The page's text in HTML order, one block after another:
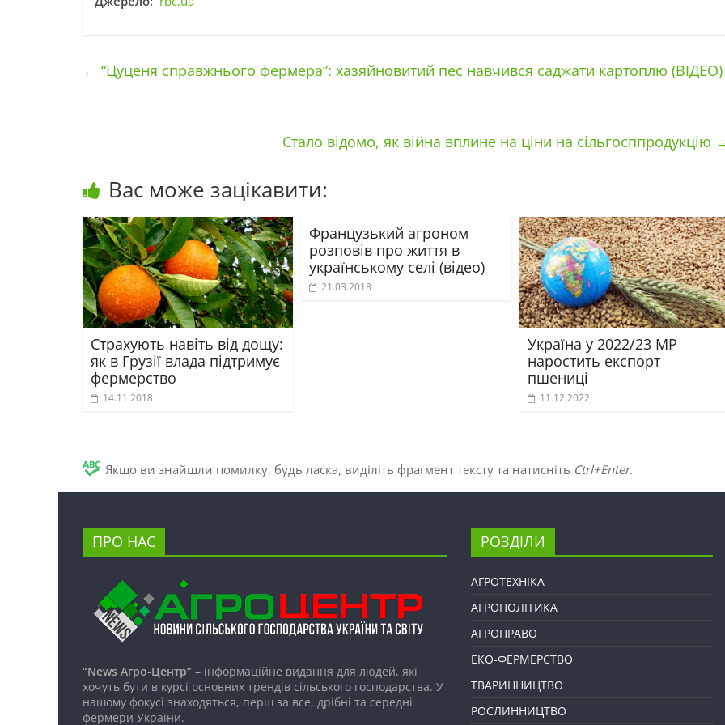
← “Цуценя справжнього фермера”: хазяйновитий пес навчився саджати картоплю (ВІДЕО)
Стало відомо, як війна вплине на ціни на сільгосппродукцію
Вас може зацікавити:
Страхують навіть від дощу:
як в Грузії влада підтримує
фермерство
14.11.2018
Французький агроном
розповів про життя в
українському селі (відео)
21.03.2018
Україна у 2022/23 МР
наростить експорт
пшениці
11.12.2022
Якщо ви знайшли помилку, будь ласка, виділіть фрагмент тексту та натисніть Ctrl+Enter.
ПРО НАС
“News Агро-Центр” – інформаційне видання для людей, які
хочуть бути в курсі основних трендів сільського господарства. У
нашому фокусі знаходяться, перш за все, дрібні та середні
фермери України.
РОЗДІЛИ
АГРОТЕХНІКА
АГРОПОЛІТИКА
АГРОПРАВО
ЕКО-ФЕРМЕРСТВО
ТВАРИННИЦТВО
РОСЛИННИЦТВО